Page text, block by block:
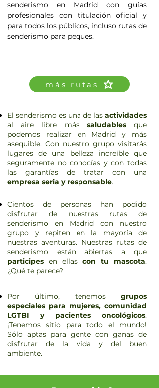
senderismo en Madrid con guías
profesionales con titulación oficial y
para todos los públicos, incluso rutas de
senderismo para peques.
más rutas
El senderismo es una de las actividades
al aire libre más saludablesque
podemos realizar en Madrid y más
asequible. Con nuestro grupo visitarás
lugares de una belleza increíble que
seguramente no conocías y con todas
las garantías de tratar con una
empresa seria y responsable.
Cientos de personas han podido
disfrutar de nuestras rutas de
senderismo en Madrid con nuestro
grupo y repiten en la mayoría de
nuestras aventuras. Nuestras rutas de
senderismo están abiertas a que
participes en ellas con tu mascota.
¿Qué te parece?
Por último, tenemos grupos
especiales para mujeres, comunidad
LGTBI y pacientes oncológicos.
¡Tenemos sitio para todo el mundo!
Sólo aptas para gente con ganas de
disfrutar de la vida y del buen
ambiente.